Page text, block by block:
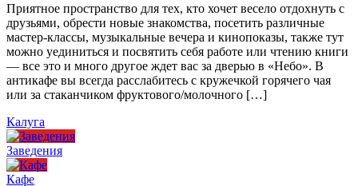
Приятное пространство для тех, кто хочет весело отдохнуть с
друзьями, обрести новые знакомства, посетить различные
мастер-классы, музыкальные вечера и кинопоказы, также тут
можно уединиться и посвятить себя работе или чтению книги
— все это и много другое ждет вас за дверью в «Небо». В
антикафе вы всегда расслабитесь с кружечкой горячего чая
или за стаканчиком фруктового/молочного […]
Калуга
Заведения
Кафе